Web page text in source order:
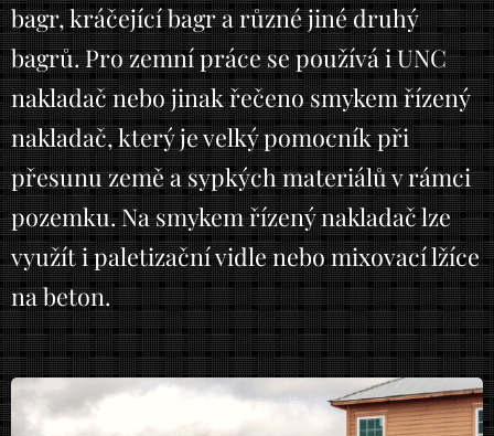
bagr, kráčející bagr a různé jiné druhý
bagrů. Pro zemní práce se používá i UNC
nakladač nebo jinak řečeno smykem řízený
nakladač, který je velký pomocník při
přesunu země a sypkých materiálů v rámci
pozemku. Na smykem řízený nakladač lze
využít i paletizační vidle nebo mixovací lžíce
na beton.